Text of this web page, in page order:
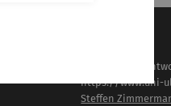
Inhaltlich
https://www.uni-
Steffen